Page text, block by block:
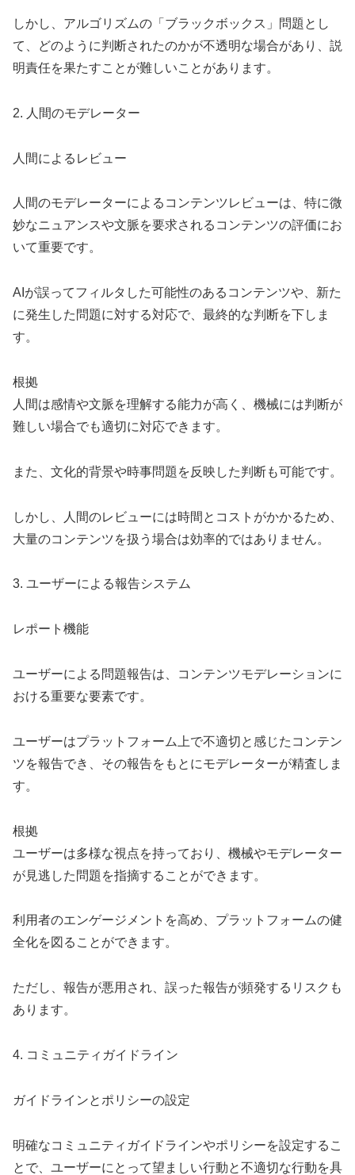
しかし、アルゴリズムの「ブラックボックス」問題とし
て、どのように判断されたのかが不透明な場合があり、説
明責任を果たすことが難しいことがあります。
2. 人間のモデレーター
人間によるレビュー
人間のモデレーターによるコンテンツレビューは、特に微
妙なニュアンスや文脈を要求されるコンテンツの評価にお
いて重要です。
AIが誤ってフィルタした可能性のあるコンテンツや、新た
に発生した問題に対する対応で、最終的な判断を下しま
す。
根拠
人間は感情や文脈を理解する能力が高く、機械には判断が
難しい場合でも適切に対応できます。
また、文化的背景や時事問題を反映した判断も可能です。
しかし、人間のレビューには時間とコストがかかるため、
大量のコンテンツを扱う場合は効率的ではありません。
3. ユーザーによる報告システム
レポート機能
ユーザーによる問題報告は、コンテンツモデレーションに
おける重要な要素です。
ユーザーはプラットフォーム上で不適切と感じたコンテン
ツを報告でき、その報告をもとにモデレーターが精査しま
す。
根拠
ユーザーは多様な視点を持っており、機械やモデレーター
が見逃した問題を指摘することができます。
利用者のエンゲージメントを高め、プラットフォームの健
全化を図ることができます。
ただし、報告が悪用され、誤った報告が頻発するリスクも
あります。
4. コミュニティガイドライン
ガイドラインとポリシーの設定
明確なコミュニティガイドラインやポリシーを設定するこ
とで、ユーザーにとって望ましい行動と不適切な行動を具